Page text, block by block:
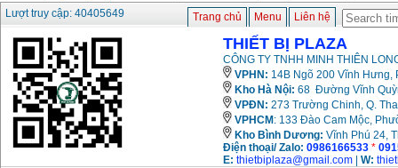
Lượt truy cập: 40405649
Trang chủ Menu Liên hệ
THIẾT BỊ PLAZA
CÔNG TY TNHH MINH THIÊN
VPHN: 14B Ngõ 200 Vĩnh Hưng,
Kho Hà Nội: 68 Đường Vĩnh
VPĐN: 273 Trường Chinh, Q.
VPHCM : 133 Đào Cam Mộc,
Kho Bình Dương: Vĩnh Phú 24,
Điện thoại/ Zalo: 0986166533 *
E: thietbiplaza@gmail.com W: